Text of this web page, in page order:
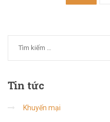
Tin tức
Khuyến mại